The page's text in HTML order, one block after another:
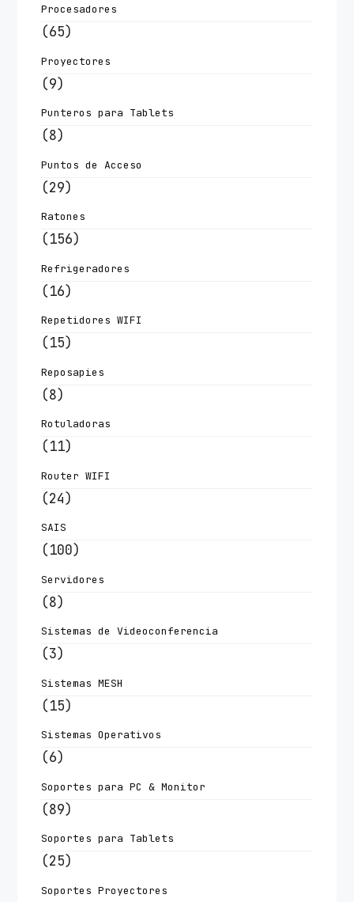
Procesadores
(65)
Proyectores
(9)
Punteros para Tablets
(8)
Puntos de Acceso
(29)
Ratones
(156)
Refrigeradores
(16)
Repetidores WIFI
(15)
Reposapies
(8)
Rotuladoras
(11)
Router WIFI
(24)
SAIS
(100)
Servidores
(8)
Sistemas de Videoconferencia
(3)
Sistemas MESH
(15)
Sistemas Operativos
(6)
Soportes para PC & Monitor
(89)
Soportes para Tablets
(25)
Soportes Proyectores